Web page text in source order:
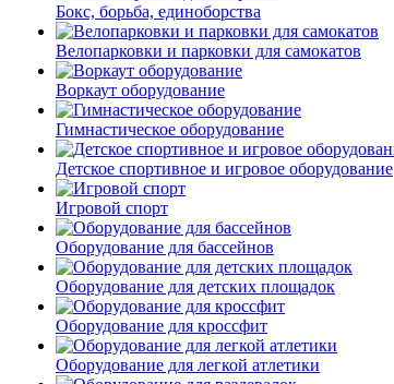
Бокс, борьба, единоборства
Велопарковки и парковки для самокатов
Воркаут оборудование
Гимнастическое оборудование
Детское спортивное и игровое оборудование
Игровой спорт
Оборудование для бассейнов
Оборудование для детских площадок
Оборудование для кроссфит
Оборудование для легкой атлетики